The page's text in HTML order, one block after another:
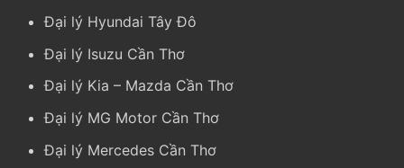
Đại lý Hyundai Tây Đô
Đại lý Isuzu Cần Thơ
Đại lý Kia – Mazda Cần Thơ
Đại lý MG Motor Cần Thơ
Đại lý Mercedes Cần Thơ